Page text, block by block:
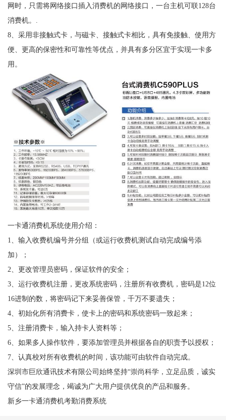
网时，只需将网络接口插入消费机的网络接口，一台主机可联128台
消费机。.
8、采用非接触式卡，与磁卡、接触式卡相比，具有免接触、使用方
便、更高的保密性和可靠性等优点，并具有多分区宜于实现一卡多
用。
一卡通消费机系统使用介绍：
1、输入收费机编号并分组（或运行收费机测试自动完成编号添
加）；
2、更改管理员密码，保证软件的安全；
3、运行收费机注册，更改系统密码，注册所有收费机，密码是12位
16进制的数，将密码记下来妥善保管，千万不要遗失；
4、初始化所有消费卡，使卡上的密码和系统密码一致起来；
5、注册消费卡，输入持卡人资料等；
6、如果多人操作软件，要添加管理员并根据各自的职责予以授权；
7、认真校对所有收费机的时间，该功能可由软件自动完成。
深圳市巨欣通讯技术有限公司始终坚持“崇尚科学，立足品质，诚实
守信”的发展理念，竭诚为广大用户提供优良的产品和服务。
新乡一卡通消费机考勤消费系统